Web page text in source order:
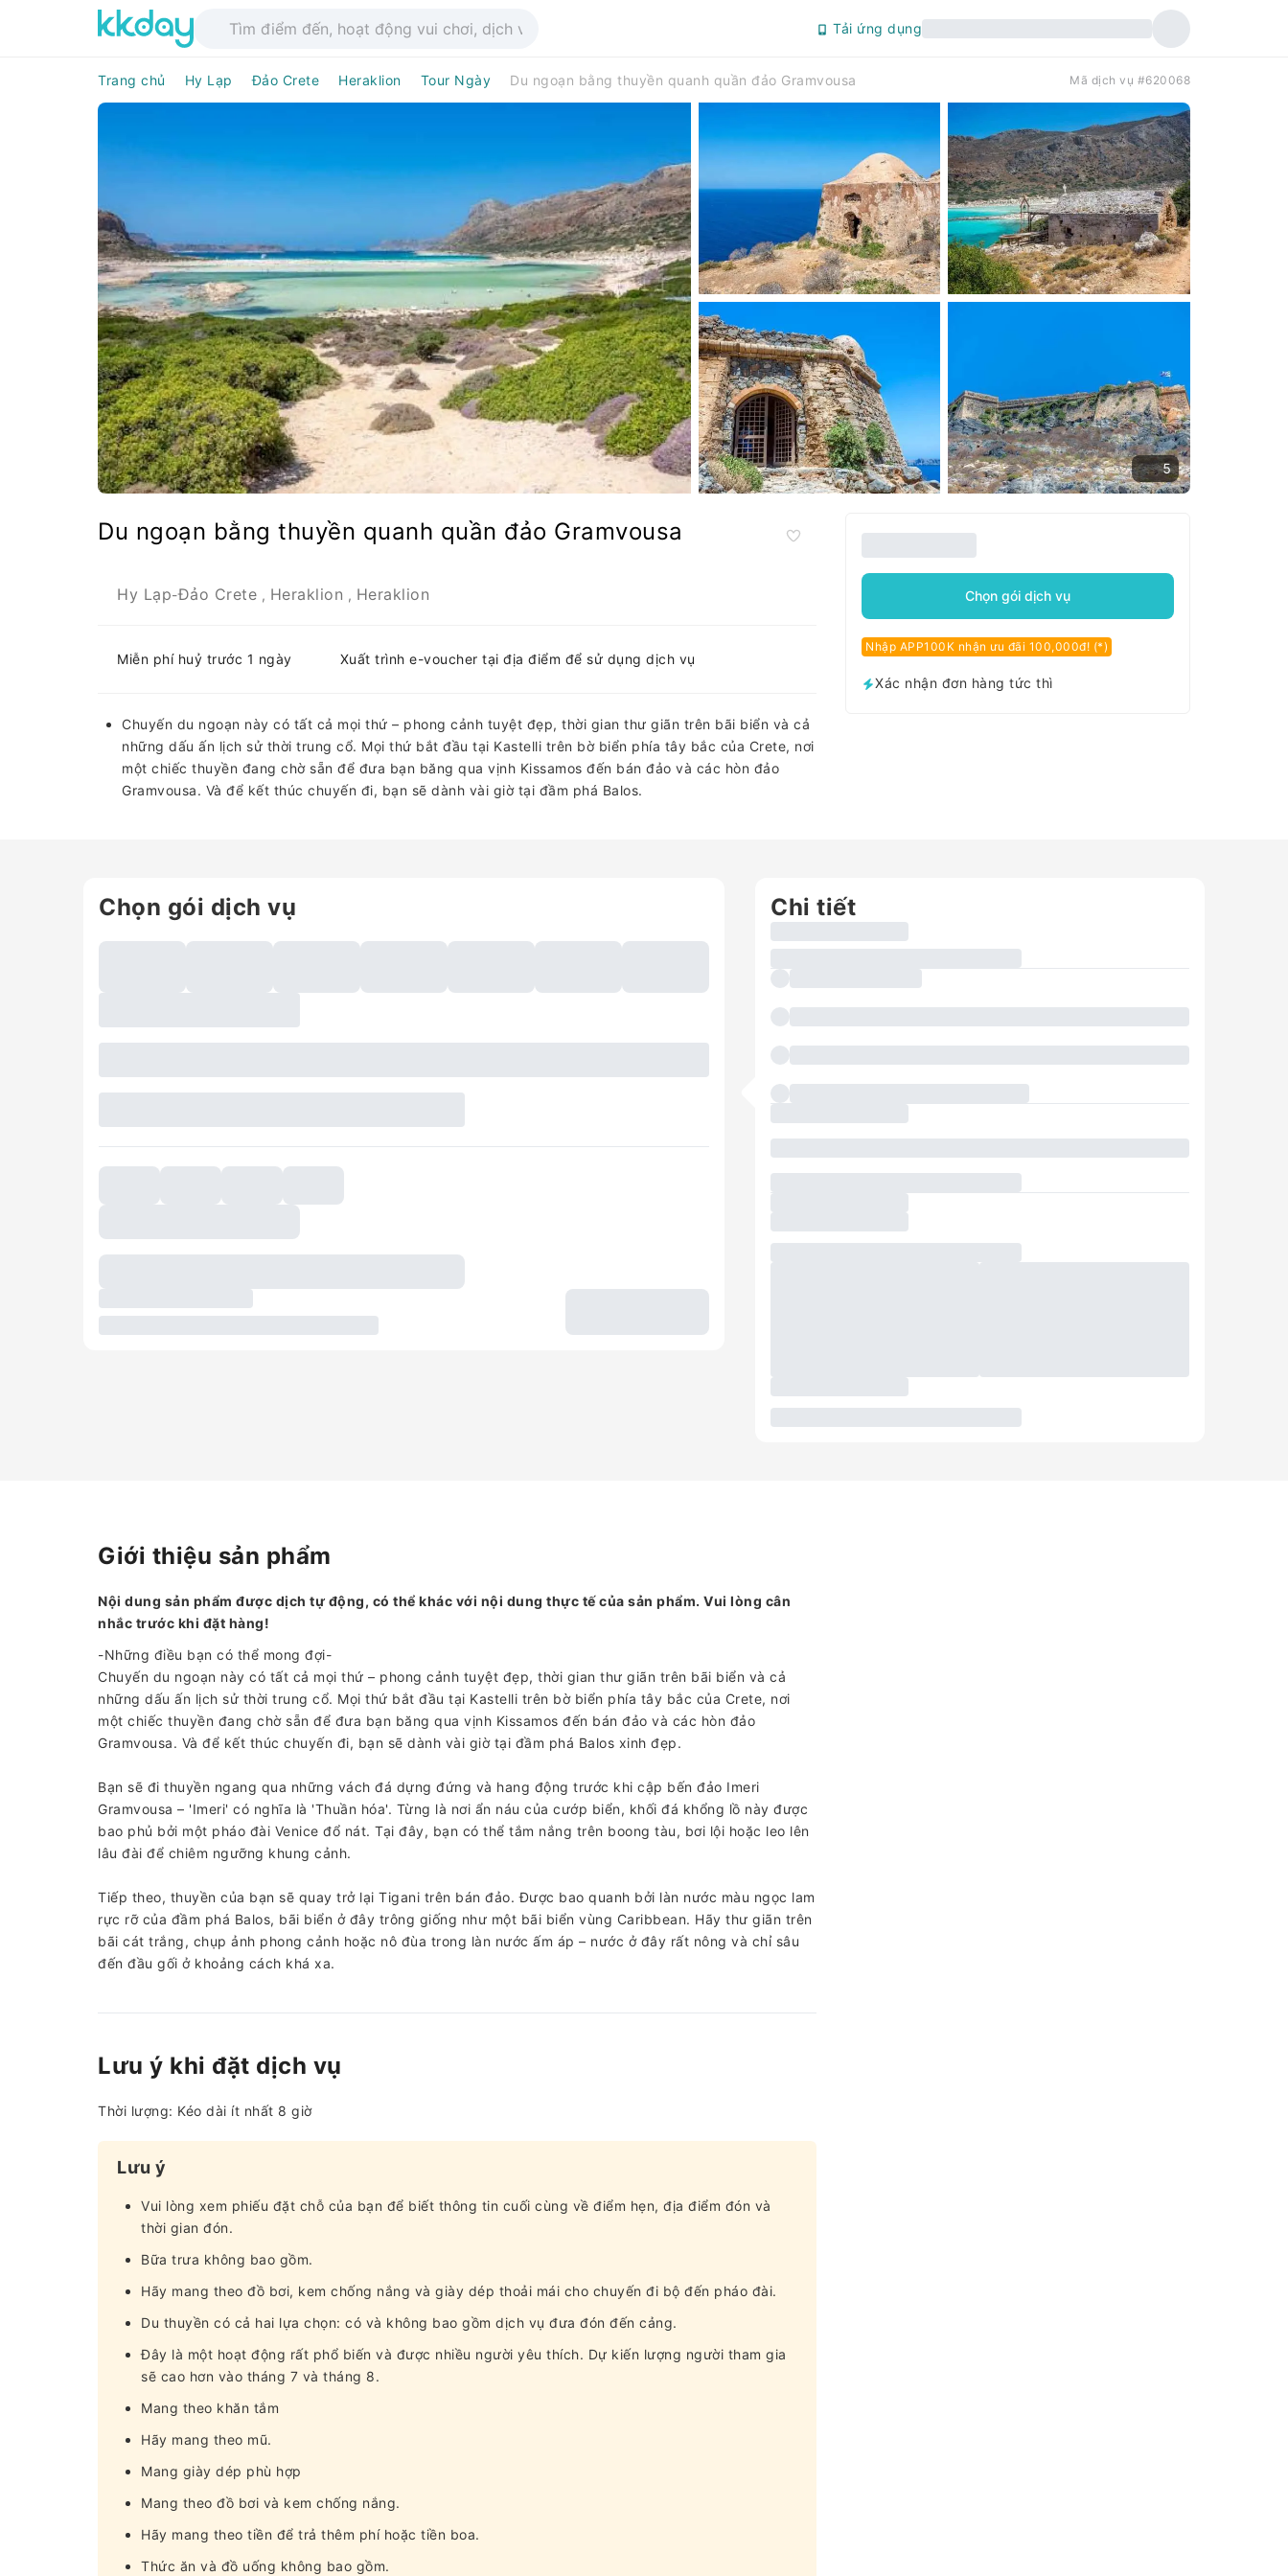
Tải ứng dụng
Trang chủ Hy Lạp Đảo Crete Heraklion Tour Ngày Du ngoạn bằng thuyền quanh quần đảo Gramvousa Mã dịch vụ #620068
5
Du ngoạn bằng thuyền quanh quần đảo Gramvousa
Hy Lạp-Đảo Crete , Heraklion , Heraklion
Miễn phí huỷ trước 1 ngày Xuất trình e-voucher tại địa điểm để sử dụng dịch vụ
Chuyến du ngoạn này có tất cả mọi thứ – phong cảnh tuyệt đẹp, thời gian thư giãn trên bãi biển và cả
những dấu ấn lịch sử thời trung cổ. Mọi thứ bắt đầu tại Kastelli trên bờ biển phía tây bắc của Crete, nơi
một chiếc thuyền đang chờ sẵn để đưa bạn băng qua vịnh Kissamos đến bán đảo và các hòn đảo
Gramvousa. Và để kết thúc chuyến đi, bạn sẽ dành vài giờ tại đầm phá Balos.
Chọn gói dịch vụ
Nhập APP100K nhận ưu đãi 100,000đ! (*)
Xác nhận đơn hàng tức thì
Chọn gói dịch vụ Chi tiết
Giới thiệu sản phẩm
Nội dung sản phẩm được dịch tự động, có thể khác với nội dung thực tế của sản phẩm. Vui lòng cân
nhắc trước khi đặt hàng!
-Những điều bạn có thể mong đợi-
Chuyến du ngoạn này có tất cả mọi thứ – phong cảnh tuyệt đẹp, thời gian thư giãn trên bãi biển và cả
những dấu ấn lịch sử thời trung cổ. Mọi thứ bắt đầu tại Kastelli trên bờ biển phía tây bắc của Crete, nơi
một chiếc thuyền đang chờ sẵn để đưa bạn băng qua vịnh Kissamos đến bán đảo và các hòn đảo
Gramvousa. Và để kết thúc chuyến đi, bạn sẽ dành vài giờ tại đầm phá Balos xinh đẹp.
Bạn sẽ đi thuyền ngang qua những vách đá dựng đứng và hang động trước khi cập bến đảo Imeri
Gramvousa – 'Imeri' có nghĩa là 'Thuần hóa'. Từng là nơi ẩn náu của cướp biển, khối đá khổng lồ này được
bao phủ bởi một pháo đài Venice đổ nát. Tại đây, bạn có thể tắm nắng trên boong tàu, bơi lội hoặc leo lên
lâu đài để chiêm ngưỡng khung cảnh.
Tiếp theo, thuyền của bạn sẽ quay trở lại Tigani trên bán đảo. Được bao quanh bởi làn nước màu ngọc lam
rực rỡ của đầm phá Balos, bãi biển ở đây trông giống như một bãi biển vùng Caribbean. Hãy thư giãn trên
bãi cát trắng, chụp ảnh phong cảnh hoặc nô đùa trong làn nước ấm áp – nước ở đây rất nông và chỉ sâu
đến đầu gối ở khoảng cách khá xa.
Lưu ý khi đặt dịch vụ
Thời lượng: Kéo dài ít nhất 8 giờ
Lưu ý
Vui lòng xem phiếu đặt chỗ của bạn để biết thông tin cuối cùng về điểm hẹn, địa điểm đón và
thời gian đón.
Bữa trưa không bao gồm.
Hãy mang theo đồ bơi, kem chống nắng và giày dép thoải mái cho chuyến đi bộ đến pháo đài.
Du thuyền có cả hai lựa chọn: có và không bao gồm dịch vụ đưa đón đến cảng.
Đây là một hoạt động rất phổ biến và được nhiều người yêu thích. Dự kiến ​​lượng người tham gia
sẽ cao hơn vào tháng 7 và tháng 8.
Mang theo khăn tắm
Hãy mang theo mũ.
Mang giày dép phù hợp
Mang theo đồ bơi và kem chống nắng.
Hãy mang theo tiền để trả thêm phí hoặc tiền boa.
Thức ăn và đồ uống không bao gồm.